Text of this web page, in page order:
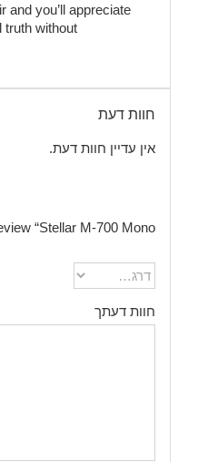
and you’ll appreciate
truth without
חוות דעת
אין עדיין חוות דעת.
“Stellar M-700 Mono”
חוות דעתך